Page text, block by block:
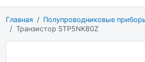
Главная Полупроводниковые
Транзистор STP5NK80Z